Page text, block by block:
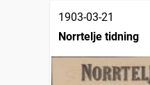
1903-03-21
Norrtelje tidning